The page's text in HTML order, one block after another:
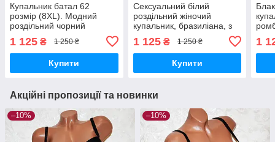
Купальник батал 62
розмір (8XL). Модний
роздільний чорний
труси з гарною посадкою
1 125 ₴ 1 250 ₴
Купити
Сексуальний білий
роздільний жіночий
купальник, бразиліана, з
1 125₴ 1 250 ₴
Купити
1
Акційні пропозиції та новинки
–10% –10%